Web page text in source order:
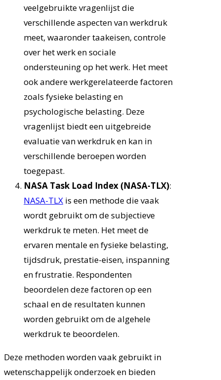
veelgebruikte vragenlijst die
verschillende aspecten van werkdruk
meet, waaronder taakeisen, controle
over het werk en sociale
ondersteuning op het werk. Het meet
ook andere werkgerelateerde factoren
zoals fysieke belasting en
psychologische belasting. Deze
vragenlijst biedt een uitgebreide
evaluatie van werkdruk en kan in
verschillende beroepen worden
toegepast.
NASA Task Load Index (NASA-TLX):
NASA-TLX is een methode die vaak
wordt gebruikt om de subjectieve
werkdruk te meten. Het meet de
ervaren mentale en fysieke belasting,
tijdsdruk, prestatie-eisen, inspanning
en frustratie. Respondenten
beoordelen deze factoren op een
schaal en de resultaten kunnen
worden gebruikt om de algehele
werkdruk te beoordelen.
Deze methoden worden vaak gebruikt in
wetenschappelijk onderzoek en bieden